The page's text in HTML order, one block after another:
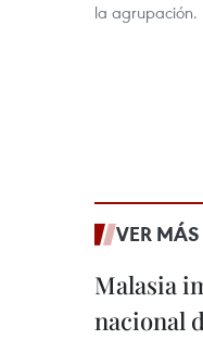
la agrupación.
VER MÁS
Malasia
nacional